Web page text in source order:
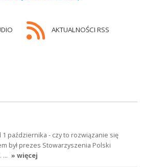
AKTUALNOŚCI RSS
1 października - czy to rozwiązanie się
był prezes Stowarzyszenia Polski
… » więcej